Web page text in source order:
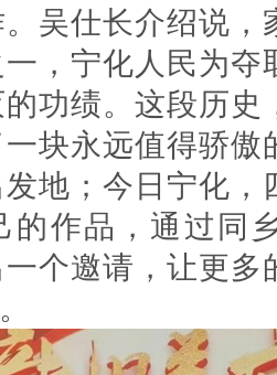
吴仕长介绍说，
，宁化人民为夺
功绩。这段历史
块永远值得骄傲
地；今日宁化，
的作品，通过同
个邀请，让更多